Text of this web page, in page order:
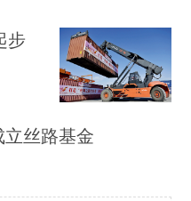
步
丝路基金